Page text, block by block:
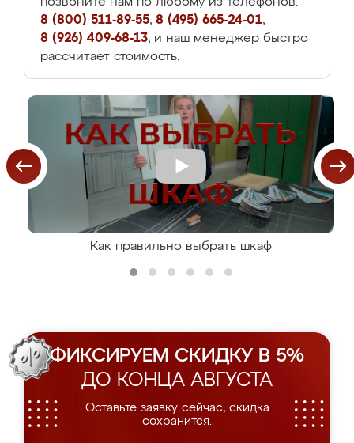
8 (800) 511-89-55, 8 (495) 665-24-01,
8 (926) 409-68-13, и наш менеджер быстро
рассчитает стоимость.
Как правильно выбрать шкаф
ФИКСИРУЕМ СКИДКУ В 5%
ДО КОНЦА АВГУСТА
Оставьте заявку сейчас, скидка
сохранится.